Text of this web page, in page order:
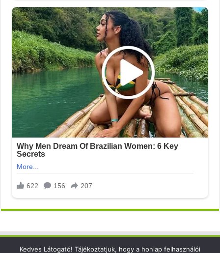
Kedves Látogató! Tájékoztatjuk, hogy a honlap felhasználói